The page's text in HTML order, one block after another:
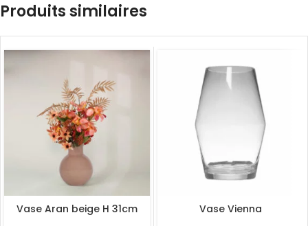
Produits similaires
Vase Aran beige H 31cm Vase Vienna